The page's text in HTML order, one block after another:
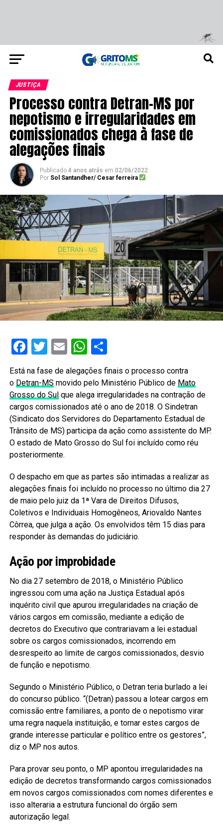
JUSTIÇA
Processo contra Detran-MS por
nepotismo e irregularidades em
comissionados chega à fase de
alegações finais
Publicado 4 anos atrás em 02/06/2022
Por Sol Santandher/ Cesar ferreira
Facebook
Twitter
EmailWhatsApp
Share
Está na fase de alegações finais o processo contra
o Detran-MS movido pelo Ministério Público de Mato
Grosso do Sulque alega irregularidades na contração de
cargos comissionados até o ano de 2018. O Sindetran
(Sindicato dos Servidores do Departamento Estadual de
Trânsito de MS) participa da ação como assistente do MP.
O estado de Mato Grosso do Sul foi incluído como réu
posteriormente.
O despacho em que as partes são intimadas a realizar as
alegações finais foi incluído no processo no último dia 27
de maio pelo juiz da 1ª Vara de Direitos Difusos,
Coletivos e Individuais Homogêneos, Ariovaldo Nantes
Côrrea, que julga a ação. Os envolvidos têm 15 dias para
responder às demandas do judiciário.
Ação por improbidade
No dia 27 setembro de 2018, o Ministério Público
ingressou com uma ação na Justiça Estadual após
inquérito civil que apurou irregularidades na criação de
vários cargos em comissão, mediante a edição de
decretos do Executivo que contrariavam a lei estadual
sobre os cargos comissionados, incorrendo em
desrespeito ao limite de cargos comissionados, desvio
de função e nepotismo.
Segundo o Ministério Público, o Detran teria burlado a lei
do concurso público. “(Detran) passou a lotear cargos em
comissão entre familiares, a ponto de o nepotismo virar
uma regra naquela instituição, e tornar estes cargos de
grande interesse particular e político entre os gestores”,
diz o MP nos autos.
Para provar seu ponto, o MP apontou irregularidades na
edição de decretos transformando cargos comissionados
em novos cargos comissionados com nomes diferentes e
isso alteraria a estrutura funcional do órgão sem
autorização legal.